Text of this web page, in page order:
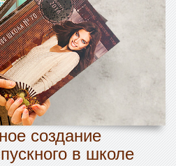
создание
в школе